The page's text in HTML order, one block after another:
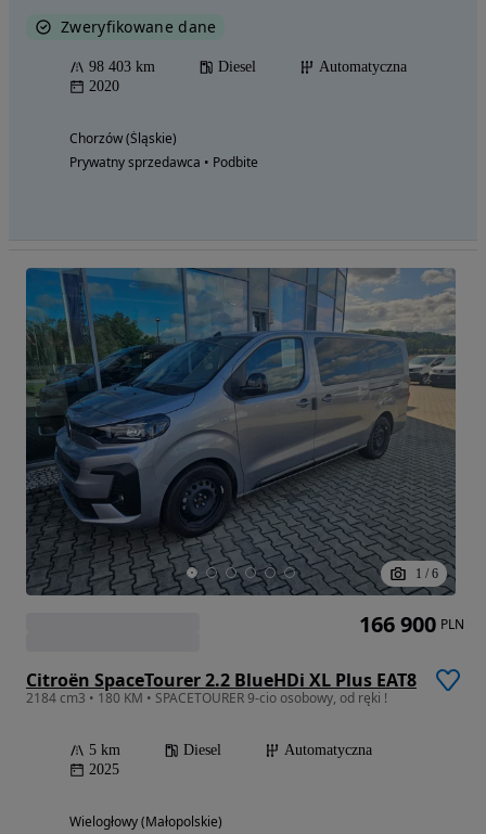
Zweryfikowane dane
98 403 km Diesel
Automatyczna
2020
Chorzów (Śląskie)
Prywatny sprzedawca • Podbite
1 / 6
Citroën SpaceTourer 2.2 BlueHDi XL Plus EAT8
2184 cm3 • 180 KM • SPACETOURER 9-cio osobowy, od ręki !
5 km Diesel
Automatyczna
2025
Wielogłowy (Małopolskie)
166 900 PLN